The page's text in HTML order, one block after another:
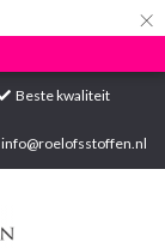
×
Beste kwaliteit
info@roelofsstoffen.nl